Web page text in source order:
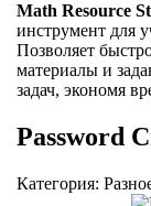
Math Resource
инструмент для
Позволяет
материалы и
задач, экономя
Password
Категория: